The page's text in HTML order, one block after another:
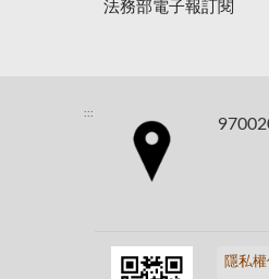
法務部電子報訂閱
:::
隱私